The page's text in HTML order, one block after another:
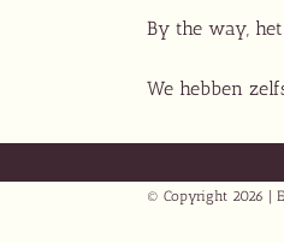
By the way, het
We hebben
© Copyright 2026 |